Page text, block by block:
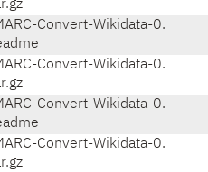
Convert-Wikidata-0.
Convert-Wikidata-0.
Convert-Wikidata-0.
Convert-Wikidata-0.